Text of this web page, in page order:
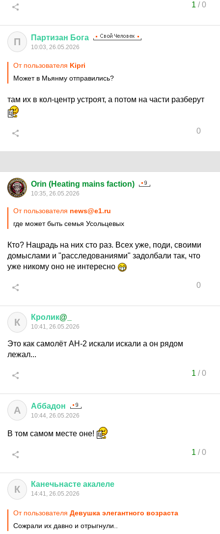
1 /0
П Партизан Бога
10:03, 26.05.2026
От пользователя Kipri
Может в Мьянму отправились?
там их в кол-центр устроят, а потом на части разберут
0
Orin (Heating mains faction)
10:35, 26.05.2026
От пользователя news@e1.ru
где может быть семья Усольцевых
Кто? Нацрадь на них сто раз. Всех уже, поди, своими
домыслами и "расследованиями" задолбали так, что
уже никому оно не интересно
0
К Кролик@_
10:41, 26.05.2026
Это как самолёт АН-2 искали искали а он рядом
лежал...
1 /0
А Аббадон
10:44, 26.05.2026
В том самом месте оне!
1 /0
К Канечьнасте акалеле
14:41, 26.05.2026
От пользователя Девушка элегантного возраста
Сожрали их давно и отрыгнули..